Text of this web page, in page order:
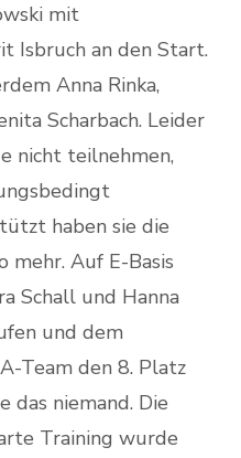
mit
Isbruch an den Start.
Anna Rinka,
Scharbach. Leider
nicht teilnehmen,
haben sie die
mehr. Auf E-Basis
Schall und Hanna
und dem
Team den 8. Platz
das niemand. Die
Training wurde